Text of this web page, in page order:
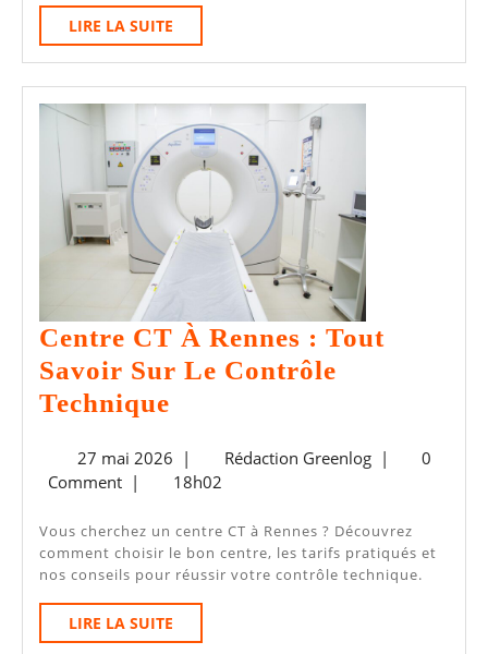
La
Fausse
Info
Démontrée
LIRE LA SUITE
LA
Centre CT À Rennes : Tout
Savoir Sur Le Contrôle
Technique
À
:
Tout
Savoir
Sur
27 mai 202627
mai
| Rédaction GreenlogRédaction
|
0
Comment | 18h02
Vous cherchez un centre CT à Rennes ? Découvrez
comment choisir le bon centre, les tarifs pratiqués et
nos conseils pour réussir votre contrôle technique.
LIRE LA SUITE
LA